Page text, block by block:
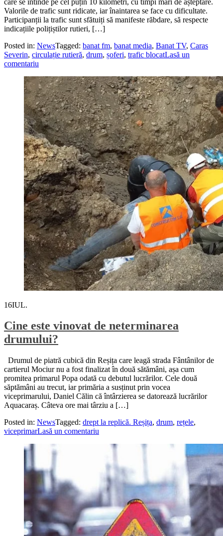
Valorile de trafic sunt ridicate, iar înaintarea se face cu dificultate.
Participanții la trafic sunt sfătuiți să manifeste răbdare, să respecte
indicațiile polițiștilor rutieri, […]
Posted in: NewsTagged: banat fm, banat media, Banat TV, Caras
Severin, circulație rutieră, drum, șoferi, trafic blocatLasă un
comentariu
16IUL.
Cine este vinovat de neterminarea
drumului?
Drumul de piatră cubică din Reșița care leagă strada Fântânilor de
cartierul Mociur nu a fost finalizat în două sătămâni, așa cum
promitea primarul Popa odată cu debutul lucrărilor. Cele două
săptămâni au trecut, iar primăria a susținut prin vocea
viceprimarului, Daniel Călin că întârzierea se datorează lucrărilor
Aquacaraș. Câteva ore mai târziu a […]
Posted in: NewsTagged: drept la replică. Reșița, drum, rețele,
viceprimarLasă un comentariu